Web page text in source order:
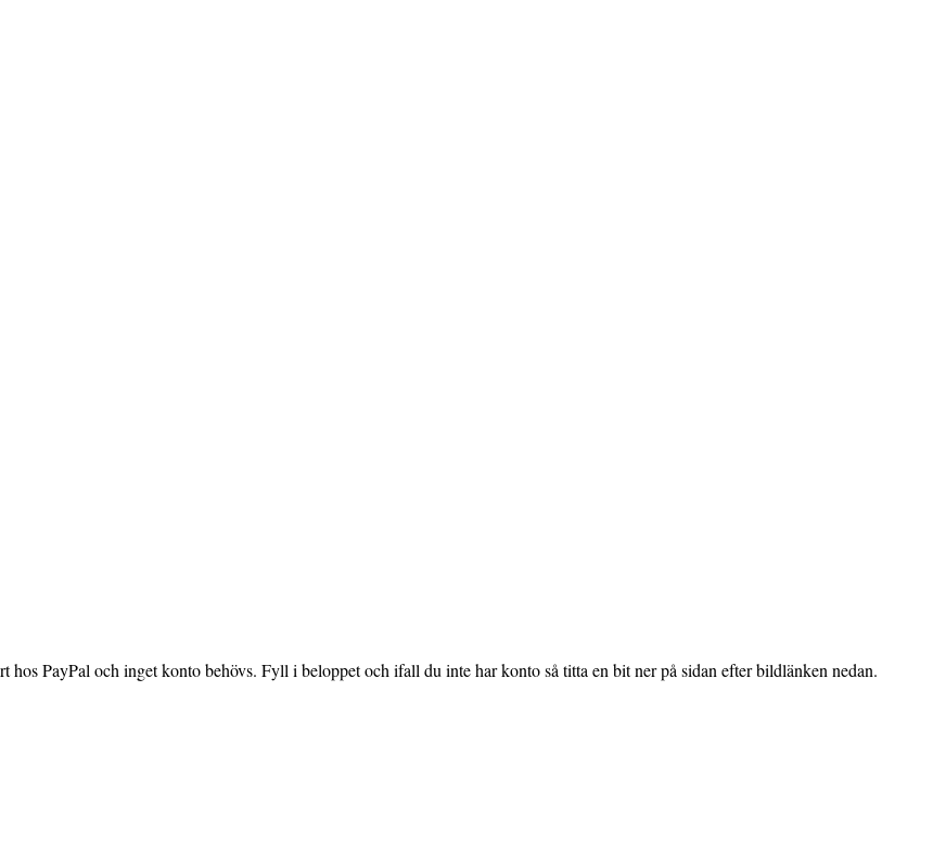
hos PayPal och inget konto behövs. Fyll i beloppet och ifall du inte har konto så titta en bit ner på sidan efter bildlänken nedan.